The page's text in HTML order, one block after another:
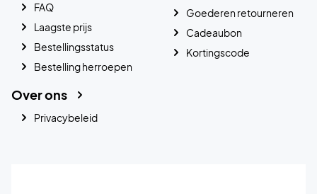
FAQ
Laagste prijs
Bestellingsstatus
Bestelling herroepen
Goederen retourneren
Cadeaubon
Kortingscode
Over ons
Privacybeleid